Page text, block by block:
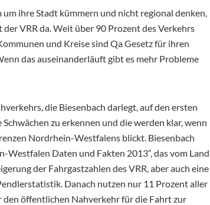
ihre Stadt kümmern und nicht regional denken,
VRR da. Weit über 90 Prozent des Verkehrs
und Kreise sind Qa Gesetz für ihren
das auseinanderläuft gibt es mehr Probleme
die Biesenbach darlegt, auf den ersten
zu erkennen und die werden klar, wenn
Nordrhein-Westfalens blickt. Biesenbach
Daten und Fakten 2013“, das vom Land
der Fahrgastzahlen des VRR, aber auch eine
Danach nutzen nur 11 Prozent aller
den öffentlichen Nahverkehr für die Fahrt zur